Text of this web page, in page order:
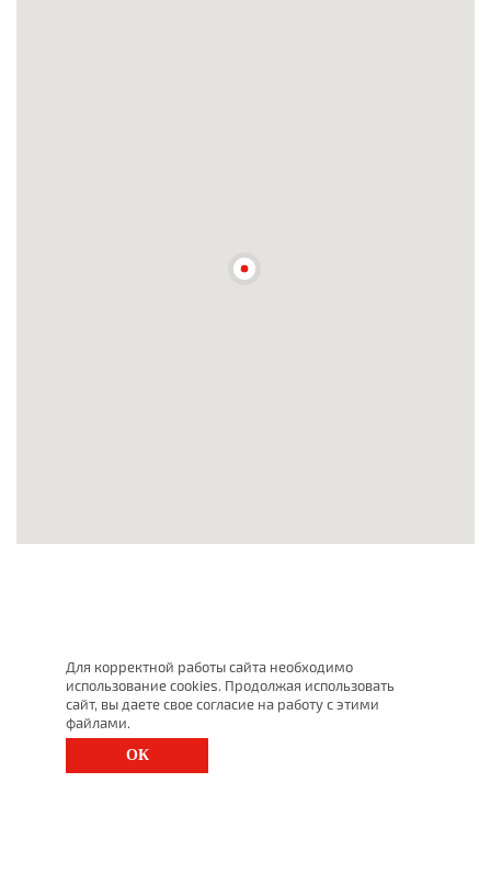
Для корректной работы сайта необходимо
использование cookies. Продолжая использовать
сайт, вы даете свое согласие на работу с этими
файлами.
ОК